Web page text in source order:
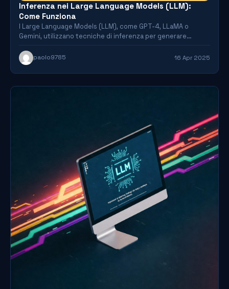
Inferenza nei Large Language Models (LLM):
Come Funziona
I Large Language Models (LLM), come GPT-4, LLaMA o
Gemini, utilizzano tecniche di inferenza per generare
risposte coerenti…
paolo9785 16 Apr 2025